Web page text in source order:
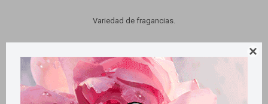

Variedad de fragancias.